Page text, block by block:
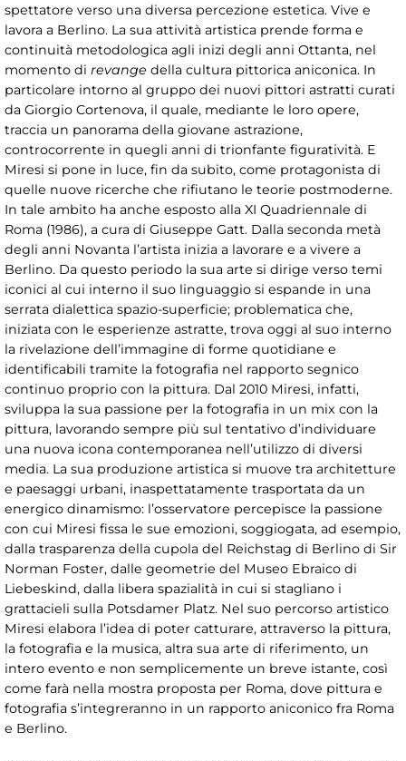
spettatore verso una diversa percezione estetica. Vive e
lavora a Berlino. La sua attività artistica prende forma e
continuità metodologica agli inizi degli anni Ottanta, nel
momento di revange della cultura pittorica aniconica. In
particolare intorno al gruppo dei nuovi pittori astratti curati
da Giorgio Cortenova, il quale, mediante le loro opere,
traccia un panorama della giovane astrazione,
controcorrente in quegli anni di trionfante figuratività. E
Miresi si pone in luce, fin da subito, come protagonista di
quelle nuove ricerche che rifiutano le teorie postmoderne.
In tale ambito ha anche esposto alla XI Quadriennale di
Roma (1986), a cura di Giuseppe Gatt. Dalla seconda metà
degli anni Novanta l’artista inizia a lavorare e a vivere a
Berlino. Da questo periodo la sua arte si dirige verso temi
iconici al cui interno il suo linguaggio si espande in una
serrata dialettica spazio-superficie; problematica che,
iniziata con le esperienze astratte, trova oggi al suo interno
la rivelazione dell’immagine di forme quotidiane e
identificabili tramite la fotografia nel rapporto segnico
continuo proprio con la pittura. Dal 2010 Miresi, infatti,
sviluppa la sua passione per la fotografia in un mix con la
pittura, lavorando sempre più sul tentativo d’individuare
una nuova icona contemporanea nell’utilizzo di diversi
media. La sua produzione artistica si muove tra architetture
e paesaggi urbani, inaspettatamente trasportata da un
energico dinamismo: l’osservatore percepisce la passione
con cui Miresi fissa le sue emozioni, soggiogata, ad esempio,
dalla trasparenza della cupola del Reichstag di Berlino di Sir
Norman Foster, dalle geometrie del Museo Ebraico di
Liebeskind, dalla libera spazialità in cui si stagliano i
grattacieli sulla Potsdamer Platz. Nel suo percorso artistico
Miresi elabora l’idea di poter catturare, attraverso la pittura,
la fotografia e la musica, altra sua arte di riferimento, un
intero evento e non semplicemente un breve istante, così
come farà nella mostra proposta per Roma, dove pittura e
fotografia s’integreranno in un rapporto aniconico fra Roma
e Berlino.